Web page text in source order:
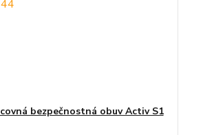
bezpečnostná obuv Activ S1